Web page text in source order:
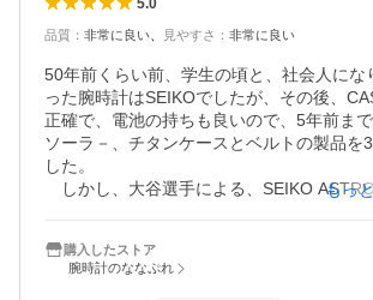
品質 ： 非常に良い 見やすさ ： 非常に良い
50年前くらい前、学生の頃と、社会人にな
った腕時計はSEIKOでしたが、その後、
正確で、電池の持ちも良いので、5年前ま
ソーラ－、チタンケースとベルトの製品を
した。
しかし、大谷選手による、SEIKO
で、この機種を購入した。現物が届いて、
のデザインと視認性が良い事等で気に入っ
もっ
購入したストア
腕時計のななぷれ